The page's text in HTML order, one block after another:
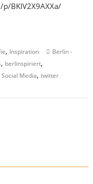
BKIV2X9AXXa/
, Inspiration
Berlin -
, berlinspiriert,
Social Media,twitter